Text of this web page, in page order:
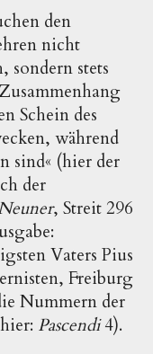
den
nicht
sondern stets
Schein des
während
sind« (hier der
der
, Streit 296
Vaters Pius
Freiburg
Nummern der
Pascendi4).